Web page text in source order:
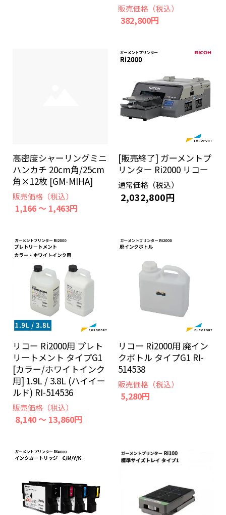
販売価格（税込）
382,800円
高密度シャーリングミニ
ハンカチ 20cm角/25cm
角×12枚 [GM-MIHA]
販売価格（税込）
1,166 ～ 1,463円
[販売終了] ガーメントプ
リンター Ri2000 リコー
通常価格（税込）
2,032,800円
リコー Ri2000用 プレト
リートメント タイプG1
[カラー/ホワイトインク
用] 1.9L / 3.8L (ハイイー
ルド) RI-514536
販売価格（税込）
8,140 ～ 13,860円
リコー Ri2000用 廃イン
クボトル タイプG1 RI-
514538
販売価格（税込）
5,280円